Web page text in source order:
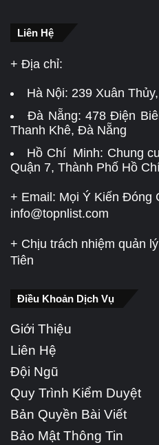
Liên Hệ
+ Địa chỉ:
Hà Nội: 239 Xuân
Đà Nẵng:478 Điện
Thanh Khê, Đà Nẵng
Hồ Chí Minh: Chung
Quận 7, Thành Phố Hồ
+ Email: Mọi Ý Kiến Đóng
info@topnlist.com
+ Chịu trách nhiệm quản
Tiên
Điều Khoản Dịch Vụ
Giới Thiệu
Liên Hệ
Đội Ngũ
Quy Trình Kiểm Duyệt
Bản Quyền Bài Viết
Bảo Mật Thông Tin